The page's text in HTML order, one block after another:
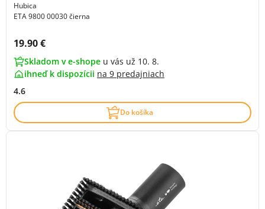
Hubica
ETA 9800 00030 čierna
Cena s DPH:
19.90 €
Skladom v e-shope u vás už 10. 8.
ihneď k dispozícii na 9 predajniach
4.6
Do košíka